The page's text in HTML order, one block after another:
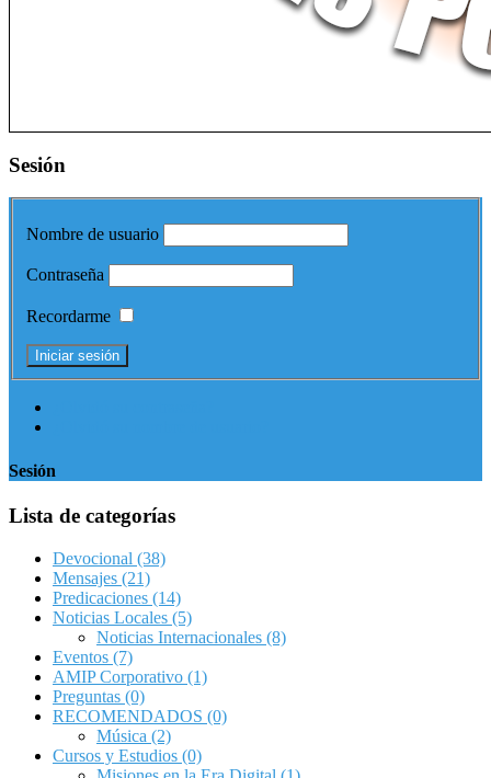
Sesión
Nombre de usuario
Contraseña
Recordarme
Sesión
Lista de categorías
Devocional (38)
Mensajes (21)
Predicaciones (14)
Noticias Locales (5)
Noticias Internacionales (8)
Eventos (7)
AMIP Corporativo (1)
Preguntas (0)
RECOMENDADOS (0)
Música (2)
Cursos y Estudios (0)